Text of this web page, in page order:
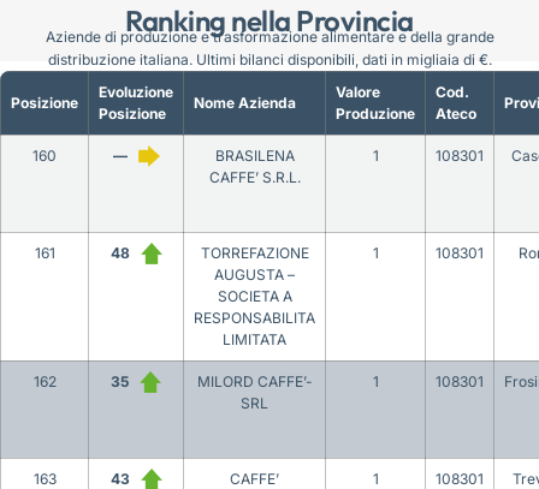
Ranking nella Provincia
Posizione
Evoluzione
Posizione
Nome Azienda
Valore
Produzione
Cod.
Ateco
160 —
BRASILENA
CAFFE’ S.R.L.
1 108301
161 48
TORREFAZIONE
AUGUSTA –
SOCIETA A
RESPONSABILITA
LIMITATA
1 108301
162 35
MILORD CAFFE’-
SRL
1 108301
163 43
CAFFE’
1 108301
Aziende di produzione e trasformazione alimentare e della grande
distribuzione italiana. Ultimi bilanci disponibili, dati in migliaia di €.